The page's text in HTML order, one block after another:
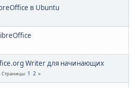
в Ubuntu
Writer для начинающих
Страницы 1 2